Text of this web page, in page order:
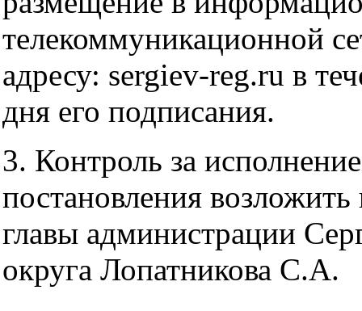
телекоммуникационной
адресу: sergiev-reg.ru в
дня его подписания.
3. Контроль за
постановления возложить
главы администрации
округа Лопатникова С.А.